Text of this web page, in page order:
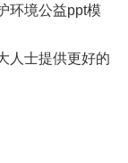
环境公益ppt模
人士提供更好的